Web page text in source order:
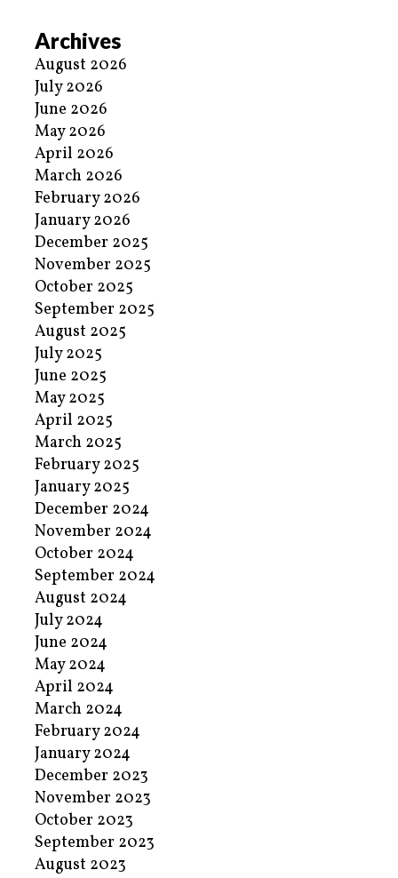
Archives
August 2026
July 2026
June 2026
May 2026
April 2026
March 2026
February 2026
January 2026
December 2025
November 2025
October 2025
September 2025
August 2025
July 2025
June 2025
May 2025
April 2025
March 2025
February 2025
January 2025
December 2024
November 2024
October 2024
September 2024
August 2024
July 2024
June 2024
May 2024
April 2024
March 2024
February 2024
January 2024
December 2023
November 2023
October 2023
September 2023
August 2023